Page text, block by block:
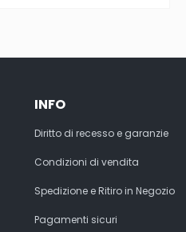
INFO
Diritto di recesso e garanzie
Condizioni di vendita
Spedizione e Ritiro in Negozio
Pagamenti sicuri